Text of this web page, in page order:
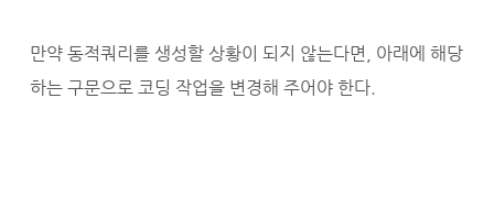
만약 동적쿼리를 생성할 상황이 되지 않는다면, 아래에 해당
하는 구문으로 코딩 작업을 변경해 주어야 한다.